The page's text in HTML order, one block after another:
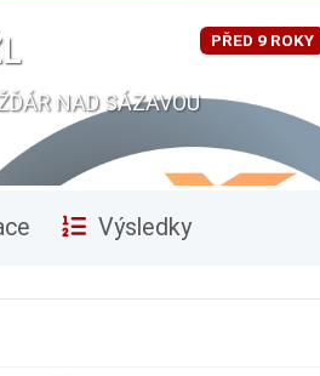
NAD SÁZAVOU
PŘED 9 ROKY
Výsledky